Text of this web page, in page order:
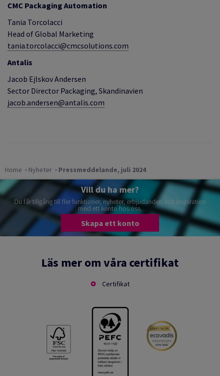
CMC Packaging Automation
Tania Torcolacci
Head of Global Marketing
tania.torcolacci@cmcsolutions.com
Antalis
Jacob Ejlskov Andersen
Sector Director Packaging, Skandinavien
jacob.andersen@antalis.com
Home Nyheter Pressmeddelande, juli 2024
Vill du ha mer?
Du får tillgång till fler funktioner, nyheter, erbjudanden och inspiration
med ett konto hos oss.
Skapa ett konto
Läs mer om våra certifikat
Certifikat